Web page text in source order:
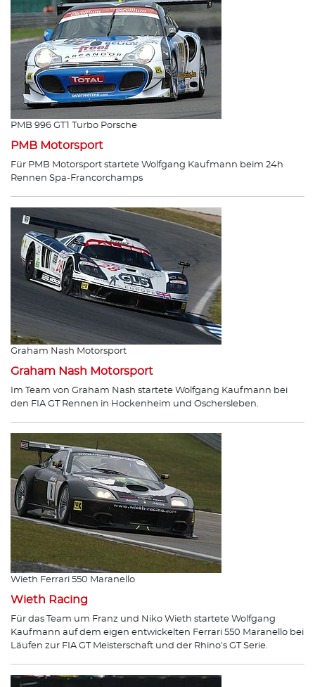
PMB 996 GT1 Turbo Porsche
PMB Motorsport
Für PMB Motorsport startete Wolfgang Kaufmann beim 24h
Rennen Spa-Francorchamps
Graham Nash Motorsport
Graham Nash Motorsport
Im Team von Graham Nash startete Wolfgang Kaufmann bei
den FIA GT Rennen in Hockenheim und Oschersleben.
Wieth Ferrari 550 Maranello
Wieth Racing
Für das Team um Franz und Niko Wieth startete Wolfgang
Kaufmann auf dem eigen entwickelten Ferrari 550 Maranello bei
Läufen zur FIA GT Meisterschaft und der Rhino's GT Serie.